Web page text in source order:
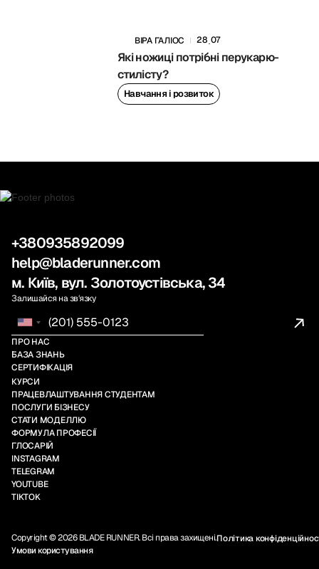
ВІРА ГАЛІОС 28 07
Які ножиці потрібні перукарю-
стилісту?
Навчання і розвиток
+380935892099
help@bladerunner.com
м. Київ, вул. Золотоустівська, 34
Залишайся на звʼязку
ПРО НАС
БАЗА ЗНАНЬ
СЕРТИФІКАЦІЯ
КУРСИ
ПРАЦЕВЛАШТУВАННЯ СТУДЕНТАМ
ПОСЛУГИ БІЗНЕСУ
СТАТИ МОДЕЛЛЮ
ФОРМУЛА ПРОФЕСІЇ
ГЛОСАРІЙ
INSTAGRAM
TELEGRAM
YOUTUBE
TIKTOK
Copyright © 2026 BLADE RUNNER. Всі права захищені.Політика
Умови користування